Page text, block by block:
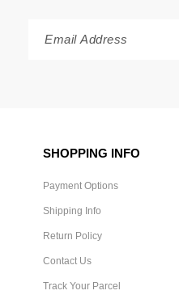
SHOPPING INFO
Payment Options
Shipping Info
Return Policy
Contact Us
Track Your Parcel